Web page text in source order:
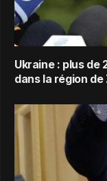
Ukraine : plus
dans la région de